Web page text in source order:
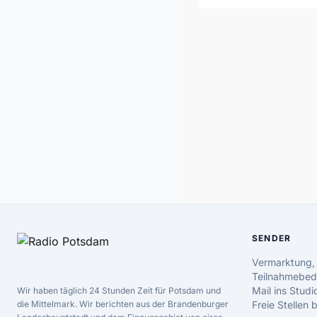
Wir haben täglich 24 Stunden Zeit für Potsdam und
die Mittelmark. Wir berichten aus der Brandenburger
SENDER
Mail ins
Freie Stellen